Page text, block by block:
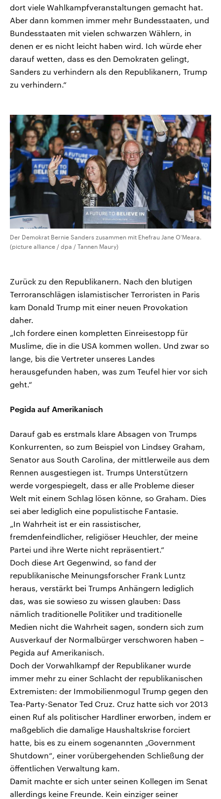
dort viele Wahlkampfveranstaltungen gemacht hat.
Aber dann kommen immer mehr Bundesstaaten, und
Bundesstaaten mit vielen schwarzen Wählern, in
denen er es nicht leicht haben wird. Ich würde eher
darauf wetten, dass es den Demokraten gelingt,
Sanders zu verhindern als den Republikanern, Trump
zu verhindern.“
Der Demokrat Bernie Sanders zusammen mit Ehefrau Jane O'Meara.
(picture alliance / dpa / Tannen Maury)
Zurück zu den Republikanern. Nach den blutigen
Terroranschlägen islamistischer Terroristen in Paris
kam Donald Trump mit einer neuen Provokation
daher.
„Ich fordere einen kompletten Einreisestopp für
Muslime, die in die USA kommen wollen. Und zwar so
lange, bis die Vertreter unseres Landes
herausgefunden haben, was zum Teufel hier vor sich
geht.“
Pegida auf Amerikanisch
Darauf gab es erstmals klare Absagen von Trumps
Konkurrenten, so zum Beispiel von Lindsey Graham,
Senator aus South Carolina, der mittlerweile aus dem
Rennen ausgestiegen ist. Trumps Unterstützern
werde vorgespiegelt, dass er alle Probleme dieser
Welt mit einem Schlag lösen könne, so Graham. Dies
sei aber lediglich eine populistische Fantasie.
„In Wahrheit ist er ein rassistischer,
fremdenfeindlicher, religiöser Heuchler, der meine
Partei und ihre Werte nicht repräsentiert.“
Doch diese Art Gegenwind, so fand der
republikanische Meinungsforscher Frank Luntz
heraus, verstärkt bei Trumps Anhängern lediglich
das, was sie sowieso zu wissen glauben: Dass
nämlich traditionelle Politiker und traditionelle
Medien nicht die Wahrheit sagen, sondern sich zum
Ausverkauf der Normalbürger verschworen haben –
Pegida auf Amerikanisch.
Doch der Vorwahlkampf der Republikaner wurde
immer mehr zu einer Schlacht der republikanischen
Extremisten: der Immobilienmogul Trump gegen den
Tea-Party-Senator Ted Cruz. Cruz hatte sich vor 2013
einen Ruf als politischer Hardliner erworben, indem er
maßgeblich die damalige Haushaltskrise forciert
hatte, bis es zu einem sogenannten „Government
Shutdown“, einer vorübergehenden Schließung der
öffentlichen Verwaltung kam.
Damit machte er sich unter seinen Kollegen im Senat
allerdings keine Freunde. Kein einziger seiner